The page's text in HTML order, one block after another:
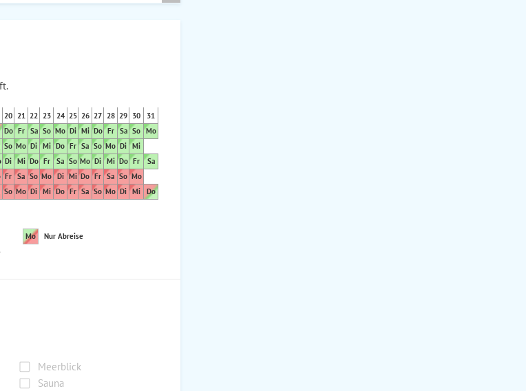
20 21 22 23 24 25 26 27 28 29 30
31
Do Fr Sa So Mo Di Mi Do Fr Sa So Mo
So Mo Di Mi Do Fr Sa So Mo Di Mi
Di Mi Do Fr Sa So Mo Di Mi Do Fr
Sa
Fr Sa So Mo Di Mi Do Fr Sa So Mo
So Mo Di Mi Do Fr Sa So Mo Di Mi Do
Mo Nur Abreise
Meerblick
Sauna